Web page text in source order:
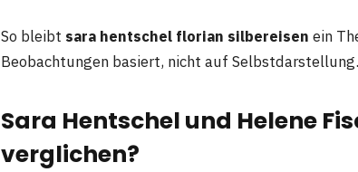
So bleibt sara hentschel florian silbereisen ein
Beobachtungen basiert, nicht auf Selbstdarstellung.
Sara Hentschel und Helene
verglichen?